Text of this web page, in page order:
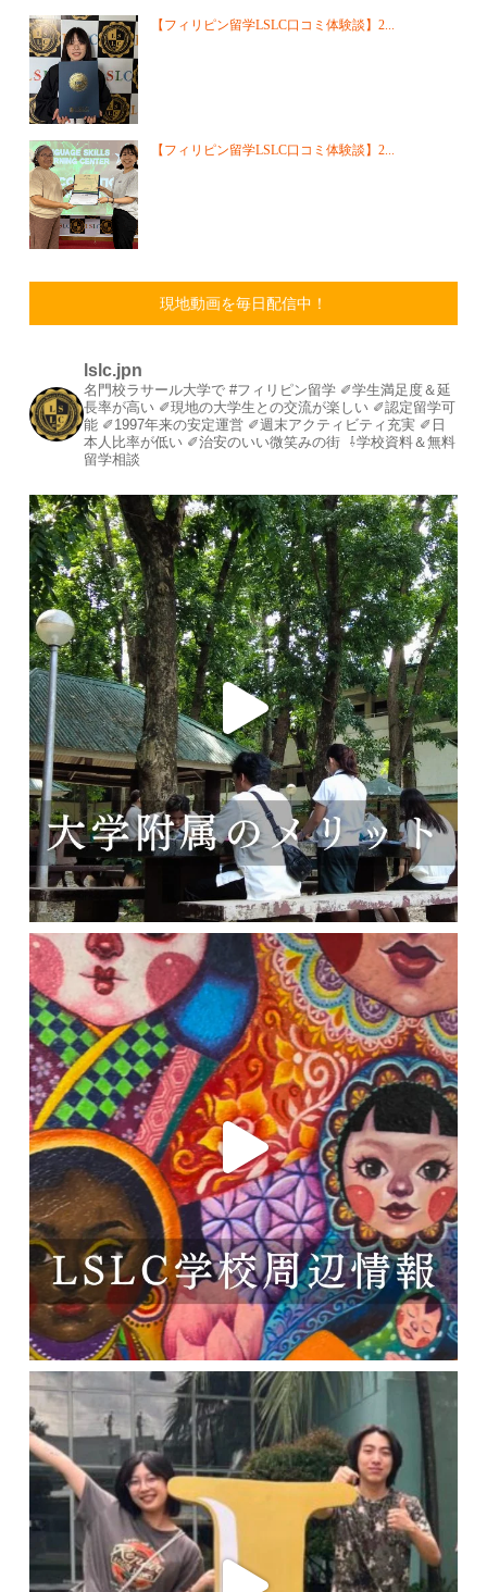
【フィリピン留学LSLC口コミ体験談】2...
【フィリピン留学LSLC口コミ体験談】2...
現地動画を毎日配信中！
lslc.jpn
名門校ラサール大学で #フィリピン留学⁡ ⁡✐学生満足度＆延
長率が高い⁡ ✐現地の大学生との交流が楽しい⁡ ✐認定留学可
能⁡ ✐1997年来の安定運営⁡⁡ ✐週末アクティビティ充実⁡ ✐日
本人比率が低い ⁡✐治安のいい微笑みの街⁡ ⇩学校資料＆無料
留学相談